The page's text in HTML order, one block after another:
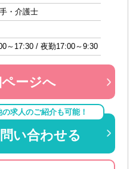
・介護士
～17:30 / 夜勤17:00～9:30
ージへ
求人のご紹介も可能！
い合わせる